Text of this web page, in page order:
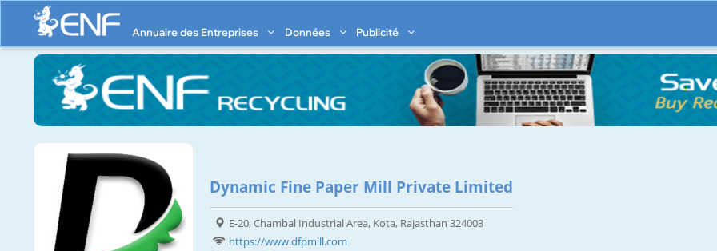
Annuaire des Entreprises Données Publicité
Dynamic Fine Paper Mill Private Limited
E-20, Chambal Industrial Area, Kota, Rajasthan 324003
https://www.dfpmill.com